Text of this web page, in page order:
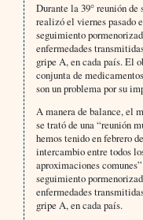
Durante la 39° reunión
realizó el viernes pasado
seguimiento
enfermedades
gripe A, en cada país. El
conjunta de
son un problema por su
A manera de balance, el
se trató de una “reunión
hemos tenido en febrero
intercambio entre todos
aproximaciones
seguimiento
enfermedades
gripe A, en cada país.